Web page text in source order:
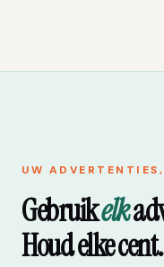
UW
Gebruikelk
Houd elke cent.